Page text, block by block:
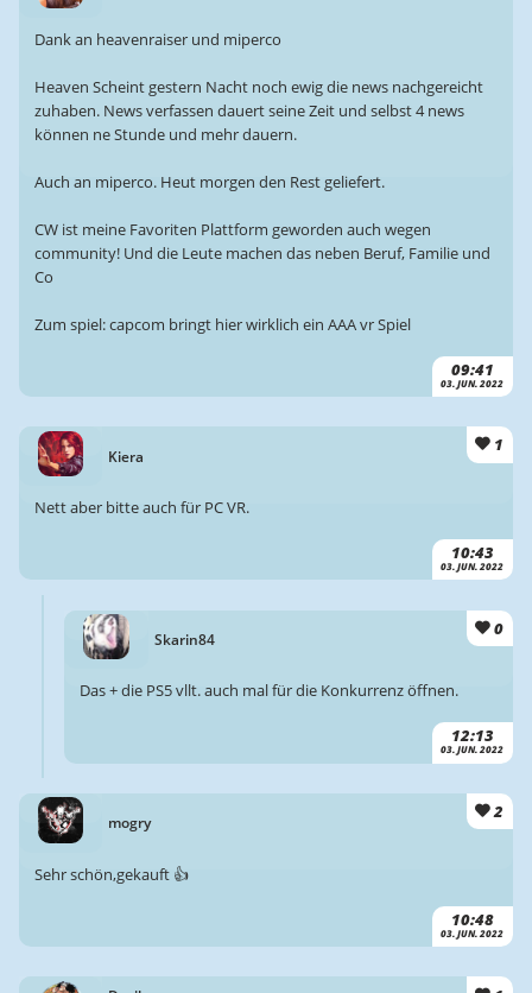
09:41
03. JUN. 2022
Dank an heavenraiser und miperco
Heaven Scheint gestern Nacht noch ewig die news nachgereicht
zuhaben. News verfassen dauert seine Zeit und selbst 4 news
können ne Stunde und mehr dauern.
Auch an miperco. Heut morgen den Rest geliefert.
CW ist meine Favoriten Plattform geworden auch wegen
community! Und die Leute machen das neben Beruf, Familie und
Co
Zum spiel: capcom bringt hier wirklich ein AAA vr Spiel
Kiera
1
10:43
03. JUN. 2022
Nett aber bitte auch für PC VR.
Skarin84
0
12:13
03. JUN. 2022
Das + die PS5 vllt. auch mal für die Konkurrenz öffnen.
mogry
2
10:48
03. JUN. 2022
Sehr schön,gekauft 👍